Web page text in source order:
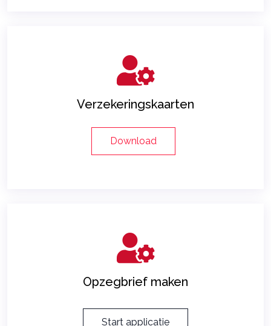
Verzekeringskaarten
Download
Opzegbrief maken
Start applicatie